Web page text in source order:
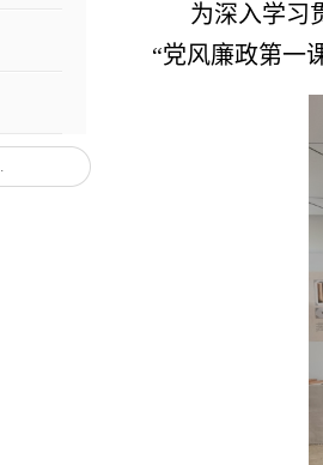
为深入学习
“党风廉政第一